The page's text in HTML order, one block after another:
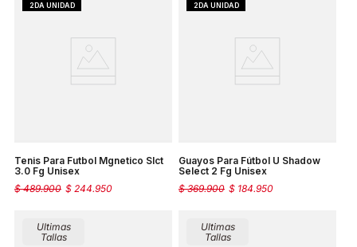
Tenis Para Futbol Mgnetico Slct
3.0 Fg Unisex
$ 244.950
$ 489.900
Guayos Para Fútbol U Shadow
Select 2 Fg Unisex
$ 184.950
$ 369.900
Ultimas
Tallas
Ultimas
Tallas